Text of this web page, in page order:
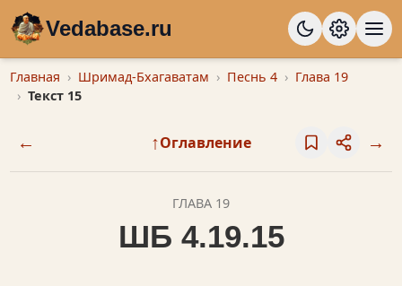
Vedabase.ru
Главная Шримад-Бхагаватам Песнь 4
Глава 19
Текст 15
← ↑Оглавление →
ГЛАВА 19
ШБ 4.19.15